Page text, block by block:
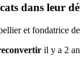
dans leur
et fondatrice
il y a 2